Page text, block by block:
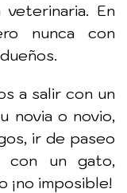
En
nunca con
a salir con un
novia o novio,
ir de paseo
con un gato,
¡no imposible!